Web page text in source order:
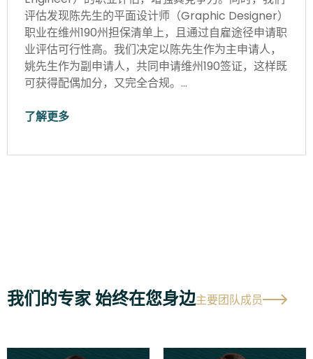
评估发现陈先生的平面设计师（Graphic Designer）
职业在维州190州担保清单上，且通过自雇途径申请职
业评估可行性高。我们决定以陈先生作为主申请人，
姚先生作为副申请人，共同申请维州190签证，这样既
可获得配偶加分，又完全合规。…
了解更多
我们的专家 始终在您身边主要团队成员